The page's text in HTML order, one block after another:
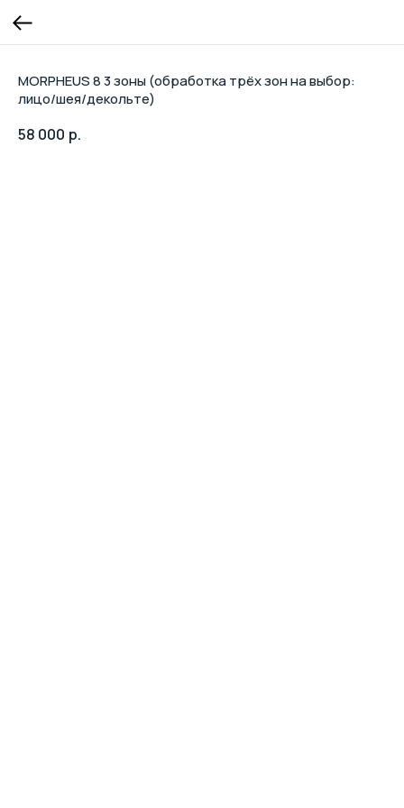
MORPHEUS 8 3 зоны (обработка трёх зон на выбор:
лицо/шея/декольте)
58 000 р.